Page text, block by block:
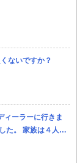
ないですか？
ィーラーに行きま
た。 家族は４人
にいった中では ①